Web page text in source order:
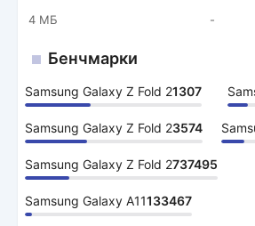
4 МБ
-
Бенчмарки
Samsung Galaxy Z Fold 21307
Samsung Galaxy Z Fold 23574
Samsung Galaxy Z Fold 2737495
Samsung Galaxy A11133467